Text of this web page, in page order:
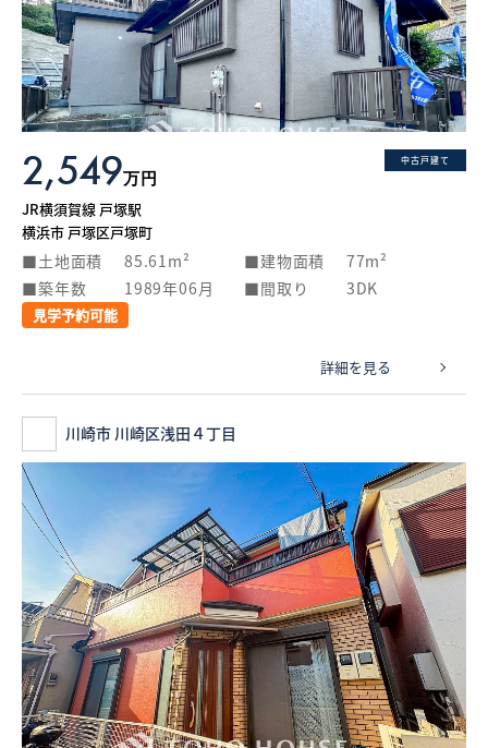
中古戸建て
2,549万円
JR横須賀線 戸塚駅
横浜市 戸塚区戸塚町
土地面積 85.61m² 建物面積
77m²
築年数
1989年06月 間取り 3DK
見学予約可能
詳細を見る
川崎市 川崎区浅田４丁目